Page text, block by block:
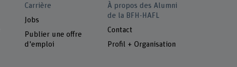
Carrière
Jobs
Publier une offre
d'emploi
À propos des Alumni
de la BFH-HAFL
Contact
Profil + Organisation